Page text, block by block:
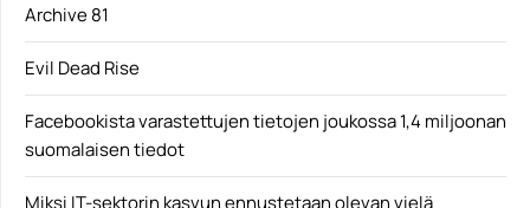
Archive 81
Evil Dead Rise
Facebookista varastettujen tietojen joukossa 1,4 miljoonan
suomalaisen tiedot
Miksi IT-sektorin kasvun ennustetaan olevan vielä